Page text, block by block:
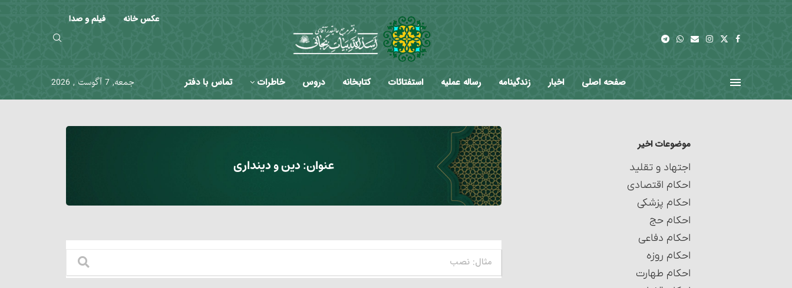
عکس خانه فیلم و صدا
صفحه اصلی اخبار زندگینامه رساله عملیه استفتائات کتابخانه دروس خاطرات تماس با دفتر جمعه, 7 آگوست , 2026
عنوان:دین و دینداری
موضوعات اخیر
اجتهاد و تقلید
احکام اقتصادی
احکام پزشکی
احکام حج
احکام دفاعی
احکام روزه
احکام طهارت